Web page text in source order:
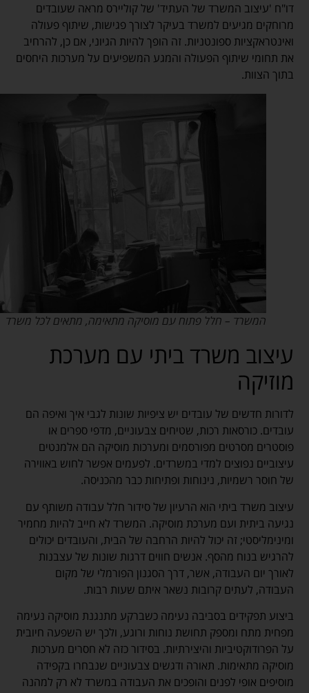
דו"ח 'עיצוב המשרד של העתיד' של קוליירס מראה שעובדים
מרוחקים מגיעים למשרד בעיקר לצורך פגישות, שיתוף פעולה
ואינטראקציות ספונטניות. זה הופך להיות הגיוני, אם כן, להרחיב
את תחומי שיתוף הפעולה והמגע המשפיעים על מערכות היחסים
בתוך הצוות.
המשרד – חלל פתוח עם מוסיקה מתאימה, מתאים לכל משרד
עיצוב משרד ביתי עם מערכת
מוזיקה
לדורות חדשים של עובדים יש ציפיות שונות לגבי איך ואיפה הם
עובדים. כורסאות רכות, שטיחים צבעוניים, מדפי ספרים או
פוסטרים מסרטים מפורסמים ומערכות מוסיקה הם אלמנטים
עיצוביים נפוצים למדי במשרדים. לפעמים אפשר לחוש באווירה
של חוסר רשמיות, נינוחות ופתיחות כבר מהכניסה.
עיצוב משרד ביתי הוא הרעיון של סידור חלל עבודה משותף עם
נגיעה ביתית ועם מערכת מוסיקה. המשרד לא חייב להיות מחמיר
ומינימליסטי; זה יכול להיות הרחבה של הבית, והעובדים יכולים
להרגיש בנוח מהסף. אנשים חווים דרגות שונות של עצבנות
לאורך יום העבודה, אשר, דרך הסגנון הפורמלי של מקום
העבודה, לעתים קרובות נשאר איתם שעות רבות.
ביצוע תפקידים בסביבה נעימה כשברקע מתנגנת מוסיקה נעימה
מפחית מתח ומספק תחושת נוחות ורוגע, ולכך יש השפעה חיובית
על הפרודוקטיביות והיצירתיות. בסידור כזה לא חסרים מערכות
מוסיקה מתאימות. תאורה ודגשים צבעוניים שנבחרו בקפידה
מוסיפים אופי לפנים והופכים את העבודה במשרד לא רק למהנה